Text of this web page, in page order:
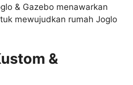
& Gazebo menawarkan
mewujudkan rumah Joglo
&